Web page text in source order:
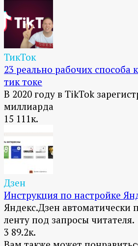
ТикТок
23 реально рабочих способа
тик токе
В 2020 году в TikTok
миллиарда
15 111к.
Дзен
Инструкция по настройке
Яндекс.Дзен автоматически
ленту под запросы читателя.
3 89.2к.